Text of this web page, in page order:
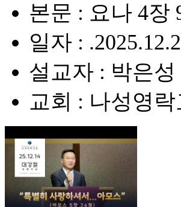
본문 : 요나 4장
일자 :
설교자 : 박은성
교회 : 나성영락